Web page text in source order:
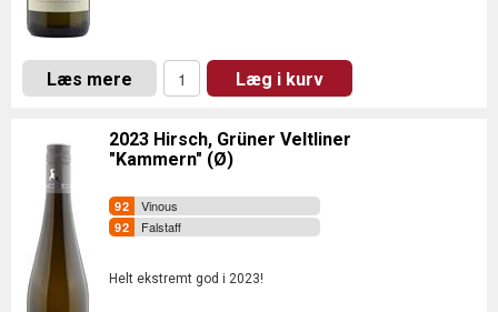
Læs mere Læg i kurv
2023 Hirsch, Grüner Veltliner
"Kammern" (Ø)
Vinous
Falstaff
Helt ekstremt god i 2023!